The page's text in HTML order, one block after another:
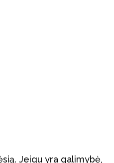
Jeigu yra galimybė,